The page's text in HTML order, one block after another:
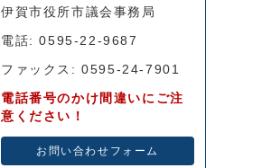
伊賀市役所市議会事務局
電話: 0595-22-9687
ファックス: 0595-24-7901
電話番号のかけ間違いにご注
意ください！
お問い合わせフォーム